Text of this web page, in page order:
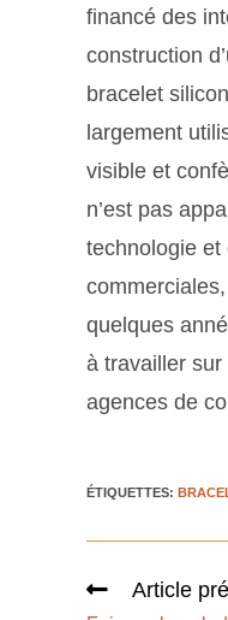
financé des
construction
bracelet
largement
visible et
n’est pas
technologie et
quelques
à travailler
agences de
ÉTIQUETTES:
Article